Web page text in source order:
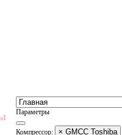
Параметры
Компрессор: × GMCC Toshiba